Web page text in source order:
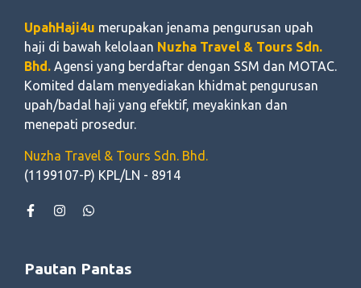
UpahHaji4u merupakan jenama pengurusan upah
haji di bawah kelolaan Nuzha Travel & Tours Sdn.
Bhd. Agensi yang berdaftar dengan SSM dan MOTAC.
Komited dalam menyediakan khidmat pengurusan
upah/badal haji yang efektif, meyakinkan dan
menepati prosedur.
Nuzha Travel & Tours Sdn. Bhd.
(1199107-P) KPL/LN - 8914
Pautan Pantas